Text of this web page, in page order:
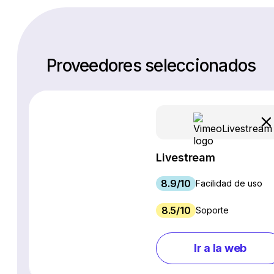
Proveedores seleccionados
Livestream
8.9/10 Facilidad de uso
8.5/10 Soporte
Ir a la web